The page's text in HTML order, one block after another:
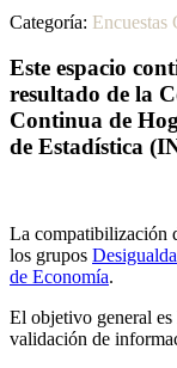
Categoría: Encuestas
Este espacio
resultado de la
Continua de
de Estadística
La compatibilización
los grupos
de Economía.
El objetivo general
validación de